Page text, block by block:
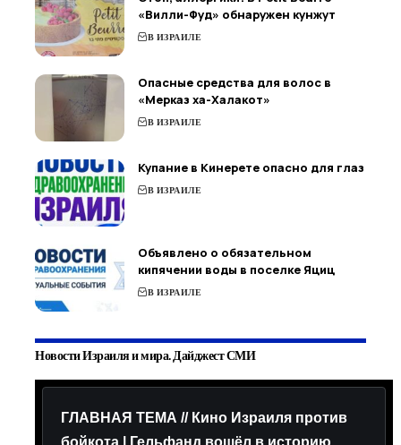
«Вилли-Фуд» обнаружен кунжут
В ИЗРАИЛЕ
Опасные средства для волос в
«Мерказ ха-Халакот»
В ИЗРАИЛЕ
Купание в Кинерете опасно для глаз
В ИЗРАИЛЕ
Объявлено о обязательном
кипячении воды в поселке Яциц
В ИЗРАИЛЕ
Новости Израиля и мира. Дайджест СМИ